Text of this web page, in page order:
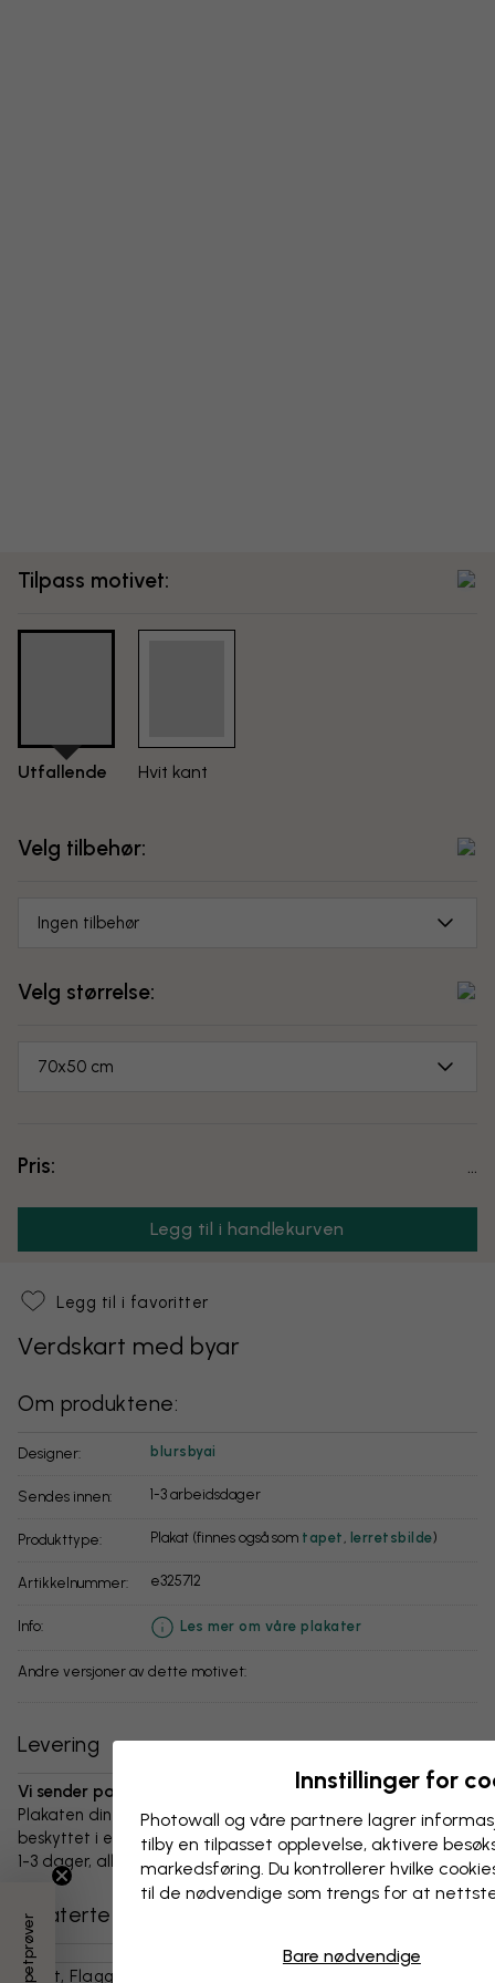
Tilpass motivet:
Utfallende Hvit kant
Velg tilbehør:
Ingen tilbehør
Velg størrelse:
70x50 cm
Pris:
Legg til i handlekurven
Legg til i favoritter
Verdskart med byar
Om produktene:
Designer: blursbyai
Sendes innen: 1-3 arbeidsdager
Produkttype: Plakat (finnes også som tapet lerretsbilde)
Artikkelnummer: e325712
info: Les mer om våre plakater
Andre versjoner av dette motivet:
Levering
Vi sender pakken innen 1-3 dager:
Plakaten din og alt tilbehør er nøye pakket og levert
beskyttet i en slitesterk bølgepappboks. Pakken sendes innen
1-3 dager, alltid med fri frakt.
Relaterte kategorier
Kart, Flagg Og Steder
Innstillinger for
Photowall og våre partnere lagrer
tilby en tilpasset opplevelse, aktivere
markedsføring. Du kontrollerer hvilke
til de nødvendige som trengs for at
Bare nødvendige